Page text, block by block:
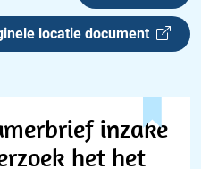
locatie document
inzake
het het